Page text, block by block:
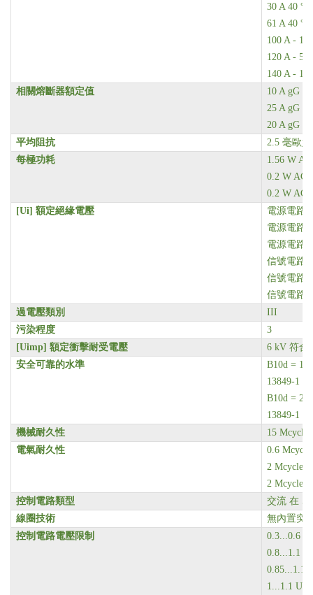
30 A 40
61 A 40
100 A - 1
120 A -
140 A -
相關熔斷器額定值
10 A gG
25 A gG
20 A gG
平均阻抗
2.5 毫歐
每極功耗
1.56 W
0.2 W AC-
0.2 W AC-
[Ui]額定絕緣電壓
電源電路
電源電路
電源電路
信號電路
信號電路
信號電路
過電壓類別
III
污染程度
3
[Uimp]額定衝擊耐受電壓
6 kV 符合
安全可靠的水準
B10d =
13849-1
B10d =
13849-1
機械耐久性
15 Mcycles
電氣耐久性
0.6
2 Mcycles
2 Mcycles
控制電路類型
交流 在
線圈技術
無內置突
控制電路電壓限制
0.3...0.6
0.8...1.1
0.85...1.1
1...1.1 Uc